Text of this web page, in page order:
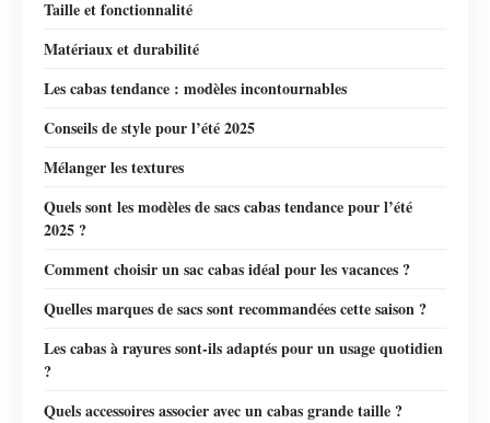
Taille et fonctionnalité
Matériaux et durabilité
Les cabas tendance : modèles incontournables
Conseils de style pour l’été 2025
Mélanger les textures
Quels sont les modèles de sacs cabas tendance pour l’été
2025 ?
Comment choisir un sac cabas idéal pour les vacances ?
Quelles marques de sacs sont recommandées cette saison ?
Les cabas à rayures sont-ils adaptés pour un usage quotidien
?
Quels accessoires associer avec un cabas grande taille ?